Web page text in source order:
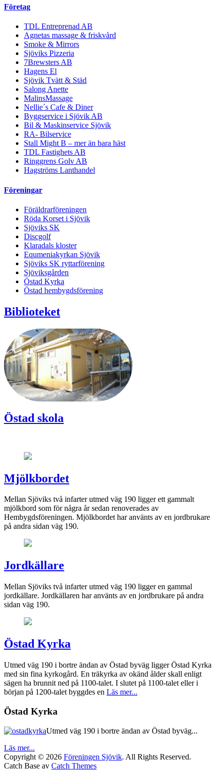
Företag
TDL Entreprenad AB
Agnetas massage & friskvård
Smoke & Mirrors
Sjöviks Pizzeria
7Brewsters AB
Hagens El
Sjövik Tvätt & Städ
Salong Anette
MalinsMassage
Nellie´s Cafe & Diner
Byggservice i Sjövik AB
Bil & Maskinservice Sjövik
RA- Bilservice
Stall Might B – mer än bara häst
TDL Fastighets AB
Ringgrens Golv AB
Hagströms Lanthandel
Föreningar
Föräldrarföreningen
Röda Korset i Sjövik
Sjöviks SK
Discgolf
Klaradals kloster
Equmeniakyrkan Sjövik
Sjöviks SK ryttarförening
Sjöviksgården
Östad Kyrka
Östad hembygdsförening
Biblioteket
Östad skola
Mjölkbordet
Mellan Sjöviks två infarter utmed väg 190 ligger ett gammalt
mjölkbord som för några år sedan renoverades av
Hembygdsföreningen. Mjölkbordet har använts av en jordbrukare
på andra sidan väg 190.
Jordkällare
Mellan Sjöviks två infarter utmed väg 190 ligger en gammal
jordkällare. Jordkällaren har använts av en jordbrukare på andra
sidan väg 190.
Östad Kyrka
Utmed väg 190 i bortre ändan av Östad byväg ligger Östad Kyrka
med sin fina kyrkogård. En träkyrka av okänd ålder skall enligt
sägen ha brunnit ned på 1100-talet. I slutet på 1100-talet eller i
början på 1200-talet byggdes en Läs mer...
Östad Kyrka
Utmed väg 190 i bortre ändan av Östad byväg...
Läs mer...
Copyright © 2026 Föreningen Sjövik. All Rights Reserved.
Catch Base av Catch Themes